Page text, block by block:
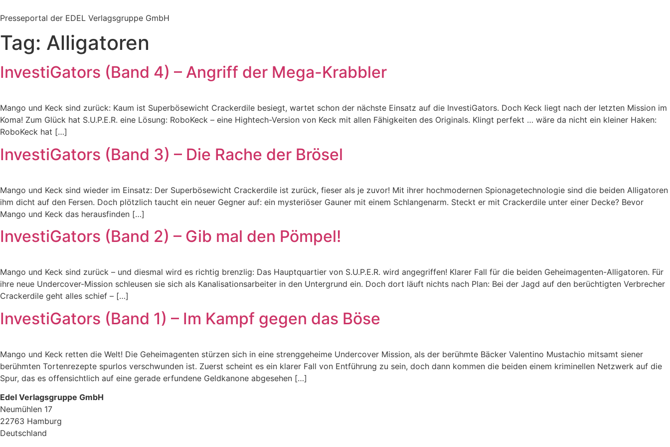
Inhalt
Presseportal der EDEL Verlagsgruppe GmbH
Tag: Alligatoren
InvestiGators (Band 4) – Angriff der Mega-Krabbler
Mango und Keck sind zurück: Kaum ist Superbösewicht Crackerdile besiegt, wartet schon der nächste Einsatz auf die InvestiGators. Doch Keck liegt nach der letzten Mission im
Koma! Zum Glück hat S.U.P.E.R. eine Lösung: RoboKeck – eine Hightech-Version von Keck mit allen Fähigkeiten des Originals. Klingt perfekt … wäre da nicht ein kleiner Haken:
RoboKeck hat […]
InvestiGators (Band 3) – Die Rache der Brösel
Mango und Keck sind wieder im Einsatz: Der Superbösewicht Crackerdile ist zurück, fieser als je zuvor! Mit ihrer hochmodernen Spionagetechnologie sind die beiden Alligatoren
ihm dicht auf den Fersen. Doch plötzlich taucht ein neuer Gegner auf: ein mysteriöser Gauner mit einem Schlangenarm. Steckt er mit Crackerdile unter einer Decke? Bevor
Mango und Keck das herausfinden […]
InvestiGators (Band 2) – Gib mal den Pömpel!
Mango und Keck sind zurück – und diesmal wird es richtig brenzlig: Das Hauptquartier von S.U.P.E.R. wird angegriffen! Klarer Fall für die beiden Geheimagenten-Alligatoren. Für
ihre neue Undercover-Mission schleusen sie sich als Kanalisationsarbeiter in den Untergrund ein. Doch dort läuft nichts nach Plan: Bei der Jagd auf den berüchtigten Verbrecher
Crackerdile geht alles schief – […]
InvestiGators (Band 1) – Im Kampf gegen das Böse
Mango und Keck retten die Welt! Die Geheimagenten stürzen sich in eine strenggeheime Undercover Mission, als der berühmte Bäcker Valentino Mustachio mitsamt siener
berühmten Tortenrezepte spurlos verschwunden ist. Zuerst scheint es ein klarer Fall von Entführung zu sein, doch dann kommen die beiden einem kriminellen Netzwerk auf die
Spur, das es offensichtlich auf eine gerade erfundene Geldkanone abgesehen […]
Edel Verlagsgruppe GmbH
Neumühlen 17
22763 Hamburg
Deutschland